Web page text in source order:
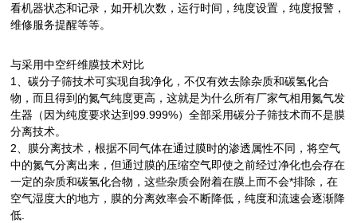
看机器状态和记录，如开机次数，运行时间，纯度设置，纯度报警，
维修服务提醒等等。
与采用中空纤维膜技术对比
1
、碳分子筛技术可实现自我净化，不仅有效去除杂质和碳氢化合
物，而且得到的氮气纯度更高，这就是为什么所有厂家气相用氮气发
生器（因为纯度要求达到99.999%）全部采用碳分子筛技术而不是膜
分离技术。
2 、膜分离技术，根据不同气体在通过膜时的渗透属性不同，将空气
中的氮气分离出来，但通过膜的压缩空气即使之前经过净化也会存在
一定的杂质和碳氢化合物，这些杂质会附着在膜上而不会*排除，在
空气湿度大的地方，膜的分离效率会不断降低，纯度和流速会逐渐降
低